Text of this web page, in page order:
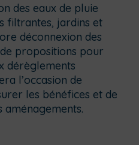
des eaux de pluie
filtrantes, jardins et
déconnexion des
propositions pour
dérèglements
l’occasion de
les bénéfices et de